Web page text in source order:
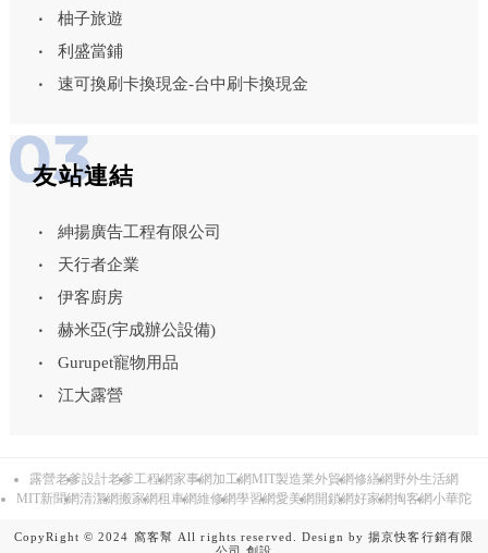
柚子旅遊
利盛當鋪
速可換刷卡換現金-台中刷卡換現金
友站連結
紳揚廣告工程有限公司
天行者企業
伊客廚房
赫米亞(宇成辦公設備)
Gurupet寵物用品
江大露營
露營老爹設計老爹工程網家事網加工網MIT製造業外貿網修繕網野外生活網
MIT新聞網清潔網搬家網租車網維修網學習網愛美網開鎖網好家網掏客網小華陀
CopyRight © 2024 窩客幫 All rights reserved. Design by揚京快客行銷有限
公司 創設